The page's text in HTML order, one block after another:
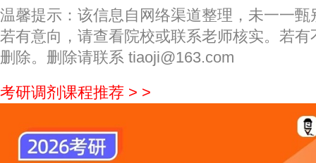
温馨提示：该信息自网络渠道整理，未一一
若有意向，请查看院校或联系老师核实。若
删除。删除请联系 tiaoji@163.com
考研调剂课程推荐 > >